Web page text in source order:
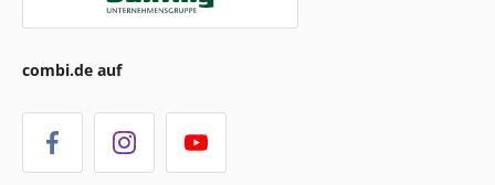
combi.de auf